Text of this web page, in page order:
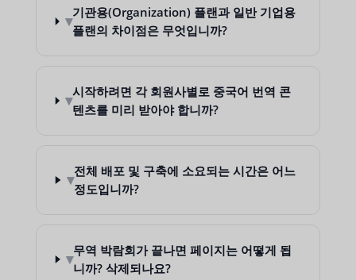
▾기관용(Organization) 플랜과 일반 기업용
플랜의 차이점은 무엇입니까?
▾시작하려면 각 회원사별로 중국어 번역 콘
텐츠를 미리 받아야 합니까?
▾전체 배포 및 구축에 소요되는 시간은 어느
정도입니까?
▾무역 박람회가 끝나면 페이지는 어떻게 됩
니까? 삭제되나요?